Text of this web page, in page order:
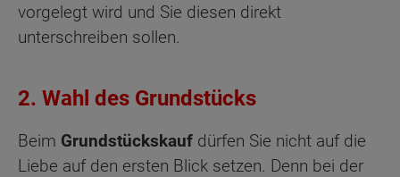
vorgelegt wird und Sie diesen direkt
unterschreiben sollen.
2. Wahl des Grundstücks
Beim Grundstückskauf dürfen Sie nicht auf die
Liebe auf den ersten Blick setzen. Denn bei der